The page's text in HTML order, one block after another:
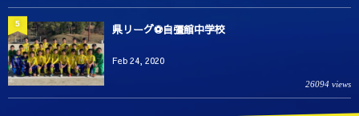
県リーグ⚽️自彊館中学校
Feb 24, 2020
26094 views
5